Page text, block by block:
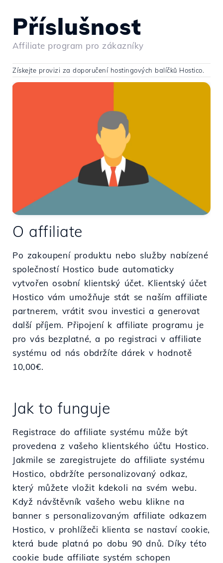
Příslušnost
Affiliate program pro zákazníky
Získejte provizi za doporučení hostingových balíčků Hostico.
O affiliate
Po zakoupení produktu nebo služby nabízené
společností Hostico bude automaticky
vytvořen osobní klientský účet. Klientský účet
Hostico vám umožňuje stát se naším affiliate
partnerem, vrátit svou investici a generovat
další příjem. Připojení k affiliate programu je
pro vás bezplatné, a po registraci v affiliate
systému od nás obdržíte dárek v hodnotě
10,00€.
Jak to funguje
Registrace do affiliate systému může být
provedena z vašeho klientského účtu Hostico.
Jakmile se zaregistrujete do affiliate systému
Hostico, obdržíte personalizovaný odkaz,
který můžete vložit kdekoli na svém webu.
Když návštěvník vašeho webu klikne na
banner s personalizovaným affiliate odkazem
Hostico, v prohlížeči klienta se nastaví cookie,
která bude platná po dobu 90 dnů. Díky této
cookie bude affiliate systém schopen